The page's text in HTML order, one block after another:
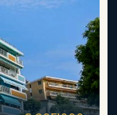
la
ou
des quartiers
au DPE. Les
est exposé